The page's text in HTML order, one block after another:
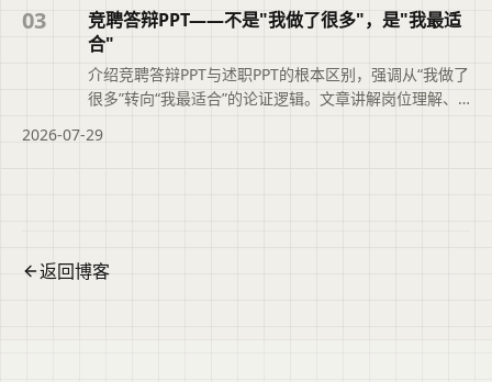
面主题、主要内容与适用场景，再进入原文查看完整信
息。
03
竞聘答辩PPT——不是"我做了很多"，是"我最适
合"
介绍竞聘答辩PPT与述职PPT的根本区别，强调从“我做了
很多”转向“我最适合”的论证逻辑。文章讲解岗位理解、
说明二狗PPT如何辅助结构化大纲与时间把控，帮助竞聘
2026-07-29
返回博客